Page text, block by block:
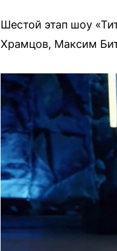
Шестой этап шоу
Храмцов, Максим